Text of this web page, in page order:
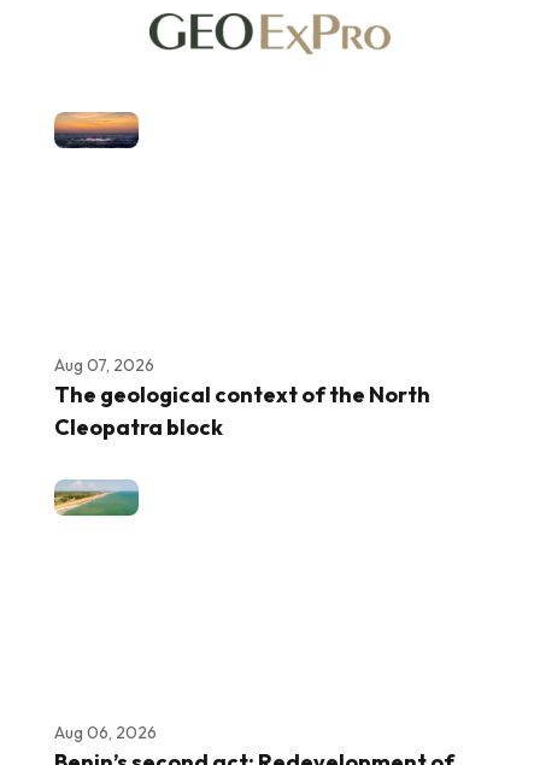
Aug 07, 2026
The geological context of the North
Cleopatra block
Aug 06, 2026